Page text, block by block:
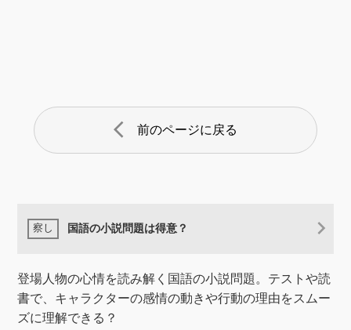
arrow_back_ios 前のページに戻る
国語の小説問題は得意？
登場人物の心情を読み解く国語の小説問題。テストや読
書で、キャラクターの感情の動きや行動の理由をスムー
ズに理解できる？